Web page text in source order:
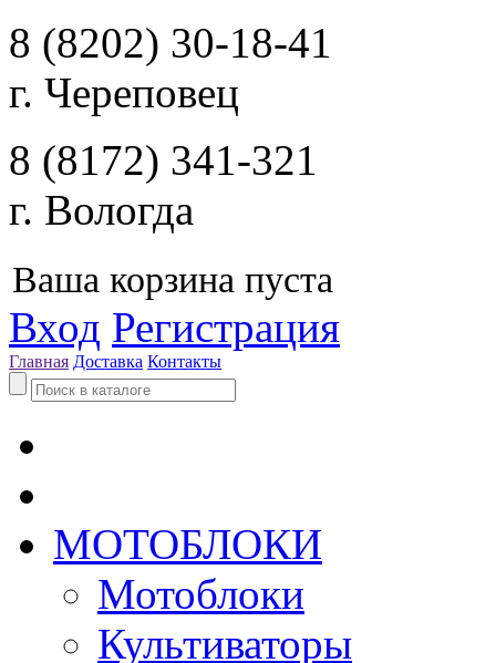
8 (8202) 30-18-41
г. Череповец
8 (8172) 341-321
г. Вологда
Ваша корзина пуста
Вход Регистрация
Главная Доставка Контакты
МОТОБЛОКИ
Мотоблоки
Культиваторы